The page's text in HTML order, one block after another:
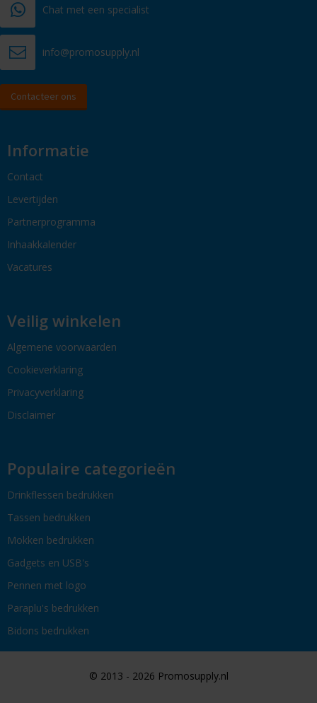
Chat met een specialist
info@promosupply.nl
Contacteer ons
Informatie
Contact
Levertijden
Partnerprogramma
Inhaakkalender
Vacatures
Veilig winkelen
Algemene voorwaarden
Cookieverklaring
Privacyverklaring
Disclaimer
Populaire categorieën
Drinkflessen bedrukken
Tassen bedrukken
Mokken bedrukken
Gadgets en USB's
Pennen met logo
Paraplu's bedrukken
Bidons bedrukken
© 2013 - 2026 Promosupply.nl